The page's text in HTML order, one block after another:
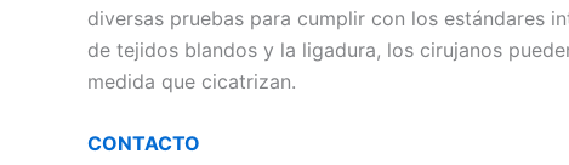
Enviar
diversas pruebas para cumplir con los estándares
de tejidos blandos y la ligadura, los cirujanos
medida que cicatrizan.
CONTACTO